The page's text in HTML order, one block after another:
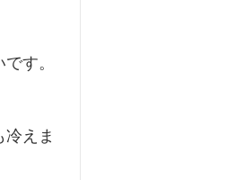
す。
えま